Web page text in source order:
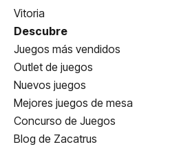
Vitoria
Descubre
Juegos más vendidos
Outlet de juegos
Nuevos juegos
Mejores juegos de mesa
Concurso de Juegos
Blog de Zacatrus